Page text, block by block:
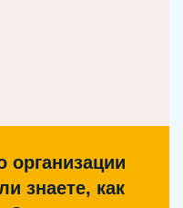
организации
знаете, как